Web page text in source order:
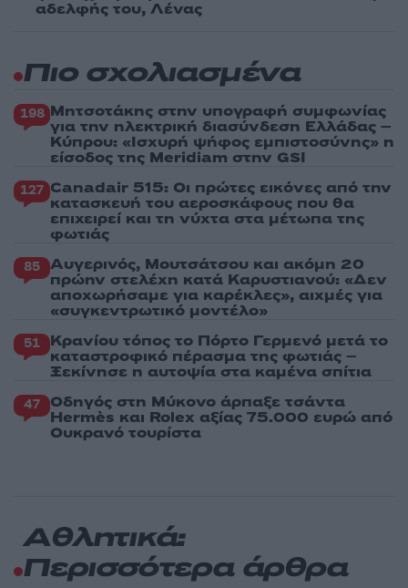
αδελφής του, Λένας
Πιο σχολιασμένα
198 Μητσοτάκης στην υπογραφή συμφωνίας
για την ηλεκτρική διασύνδεση Ελλάδας –
Κύπρου: «Ισχυρή ψήφος εμπιστοσύνης» η
είσοδος της Meridiam στην GSI
127 Canadair 515: Οι πρώτες εικόνες από την
κατασκευή του αεροσκάφους που θα
επιχειρεί και τη νύχτα στα μέτωπα της
φωτιάς
85 Αυγερινός, Μουτσάτσου και ακόμη 20
πρώην στελέχη κατά Καρυστιανού: «Δεν
αποχωρήσαμε για καρέκλες», αιχμές για
«συγκεντρωτικό μοντέλο»
51 Κρανίου τόπος το Πόρτο Γερμενό μετά το
καταστροφικό πέρασμα της φωτιάς –
Ξεκίνησε η αυτοψία στα καμένα σπίτια
47 Οδηγός στη Μύκονο άρπαξε τσάντα
Hermès και Rolex αξίας 75.000 ευρώ από
Ουκρανό τουρίστα
Αθλητικά:
Περισσότερα άρθρα